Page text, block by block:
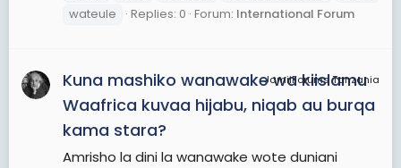
wateule
Replies: 0 Forum: International Forum
JamiiForums Tanzania
Kuna mashiko wanawake wa kiislamu
Waafrica kuvaa hijabu, niqab au burqa
kama stara?
Amrisho la dini la wanawake wote duniani